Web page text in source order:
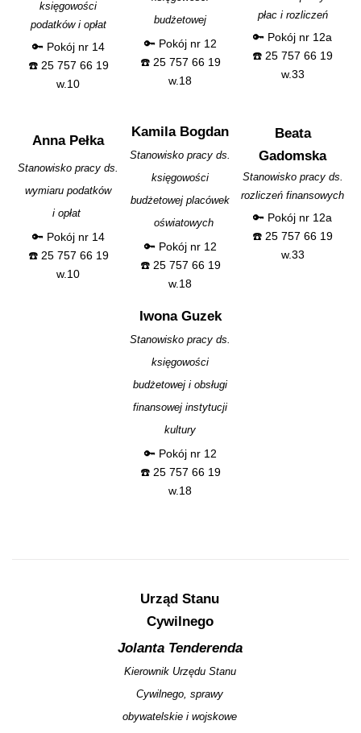
księgowości
podatków i opłat
🔑 Pokój nr 14
☎️ 25 757 66 19
w.10
budżetowej
🔑 Pokój nr 12
☎️ 25 757 66 19
w.18
płac i rozliczeń
🔑 Pokój nr 12a
☎️ 25 757 66 19
w.33
Anna Pełka
Stanowisko pracy ds.
wymiaru podatków
i opłat
🔑 Pokój nr 14
☎️ 25 757 66 19
w.10
Kamila Bogdan
Stanowisko pracy ds.
księgowości
budżetowej placówek
oświatowych
🔑 Pokój nr 12
☎️ 25 757 66 19
w.18
Beata
Gadomska
Stanowisko pracy ds.
rozliczeń finansowych
🔑 Pokój nr 12a
☎️ 25 757 66 19
w.33
Iwona Guzek
Stanowisko pracy ds.
księgowości
budżetowej i obsługi
finansowej instytucji
kultury
🔑 Pokój nr 12
☎️ 25 757 66 19
w.18
Urząd Stanu
Cywilnego
Jolanta Tenderenda
Kierownik Urzędu Stanu
Cywilnego, sprawy
obywatelskie i wojskowe